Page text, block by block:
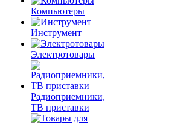
Компьютеры
Инструмент
Электротовары
Радиоприемники,
ТВ приставки